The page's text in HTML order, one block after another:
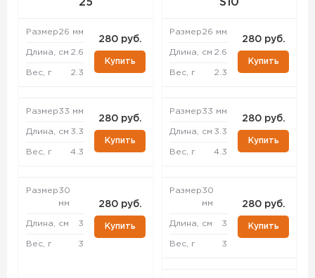
25
Размер26 мм
Длина, см 2.6
Вес, г 2.3
280 руб.
Купить
Размер33 мм
Длина, см 3.3
Вес, г 4.3
280 руб.
Купить
Размер30
мм
Длина, см 3
Вес, г 3
280 руб.
Купить
S10
Размер26 мм
Длина, см 2.6
Вес, г 2.3
280 руб.
Купить
Размер33 мм
Длина, см 3.3
Вес, г 4.3
280 руб.
Купить
Размер30
мм
Длина, см 3
Вес, г 3
280 руб.
Купить